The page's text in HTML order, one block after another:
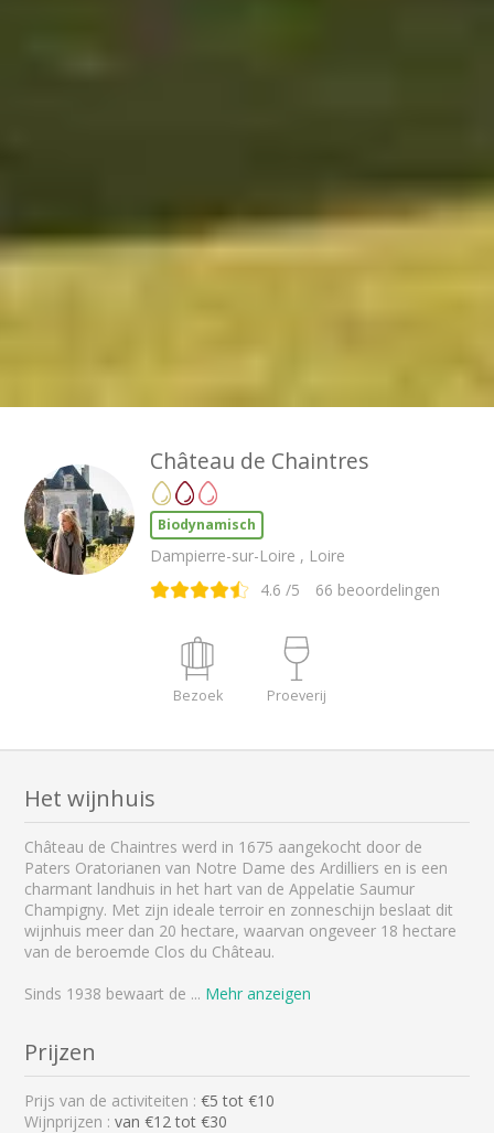
Château de Chaintres
Biodynamisch
Dampierre-sur-Loire , Loire
4.6 /5 66 beoordelingen
Bezoek Proeverij
Het wijnhuis
Château de Chaintres werd in 1675 aangekocht door de
Paters Oratorianen van Notre Dame des Ardilliers en is een
charmant landhuis in het hart van de Appelatie Saumur
Champigny. Met zijn ideale terroir en zonneschijn beslaat dit
wijnhuis meer dan 20 hectare, waarvan ongeveer 18 hectare
van de beroemde Clos du Château.
Sinds 1938 bewaart de ... Mehr anzeigen
Prijzen
Prijs van de activiteiten :€5 tot €10
Wijnprijzen :van €12 tot €30